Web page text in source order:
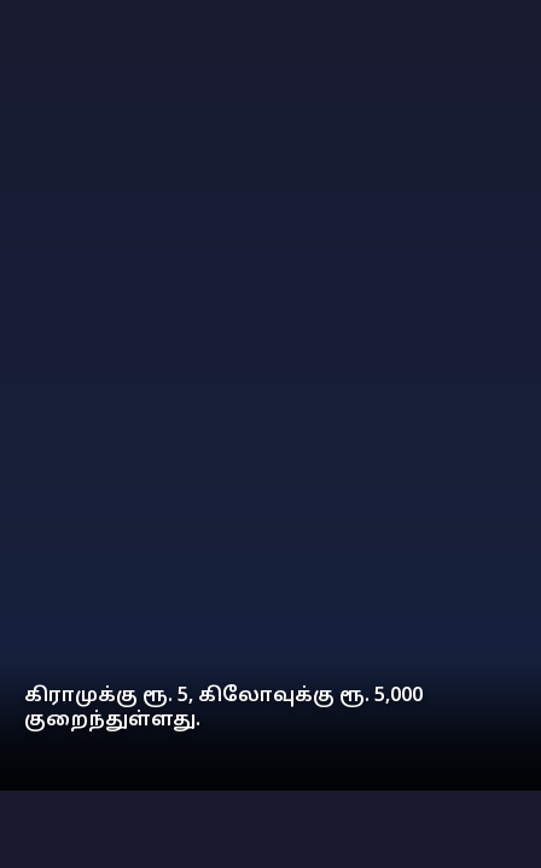
கிராமுக்கு ரூ. 5, கிலோவுக்கு ரூ. 5,000
குறைந்துள்ளது.